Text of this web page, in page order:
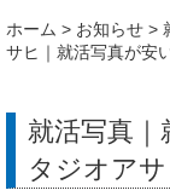
ホーム > お知らせ >
サヒ｜就活写真が安
就活写真｜
タジオア